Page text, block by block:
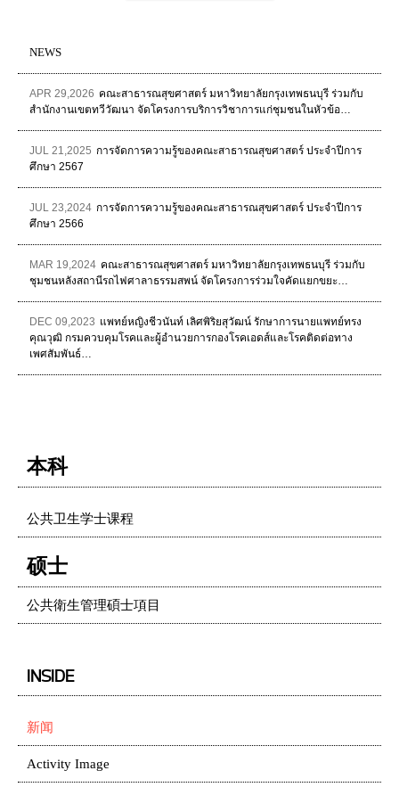
NEWS
APR 29,2026 คณะสาธารณสุขศาสตร์ มหาวิทยาลัยกรุงเทพธนบุรี ร่วมกับ
สำนักงานเขตทวีวัฒนา จัดโครงการบริการวิชาการแก่ชุมชนในหัวข้อ…
JUL 21,2025 การจัดการความรู้ของคณะสาธารณสุขศาสตร์ ประจำปีการ
ศึกษา 2567
JUL 23,2024 การจัดการความรู้ของคณะสาธารณสุขศาสตร์ ประจำปีการ
ศึกษา 2566
MAR 19,2024 คณะสาธารณสุขศาสตร์ มหาวิทยาลัยกรุงเทพธนบุรี ร่วมกับ
ชุมชนหลังสถานีรถไฟศาลาธรรมสพน์ จัดโครงการร่วมใจคัดแยกขยะ…
DEC 09,2023 แพทย์หญิงชีวนันท์ เลิศพิริยสุวัฒน์ รักษาการนายแพทย์ทรง
คุณวุฒิ กรมควบคุมโรคและผู้อำนวยการกองโรคเอดส์และโรคติดต่อทาง
เพศสัมพันธ์…
本科
公共卫生学士课程
硕士
公共衛生管理碩士項目
INSIDE
新闻
Activity Image